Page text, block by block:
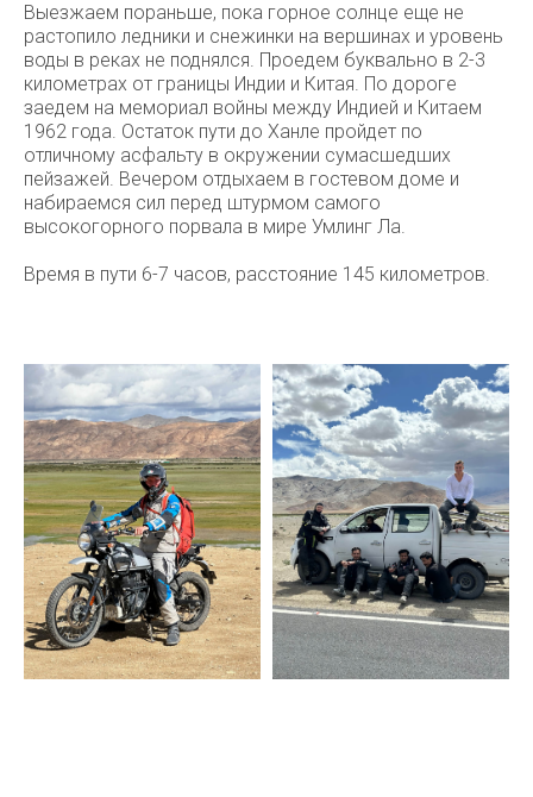
Выезжаем пораньше, пока горное солнце еще не
растопило ледники и снежинки на вершинах и уровень
воды в реках не поднялся. Проедем буквально в 2-3
километрах от границы Индии и Китая. По дороге
заедем на мемориал войны между Индией и Китаем
1962 года. Остаток пути до Ханле пройдет по
отличному асфальту в окружении сумасшедших
пейзажей. Вечером отдыхаем в гостевом доме и
набираемся сил перед штурмом самого
высокогорного порвала в мире Умлинг Ла.
Время в пути 6-7 часов, расстояние 145 километров.